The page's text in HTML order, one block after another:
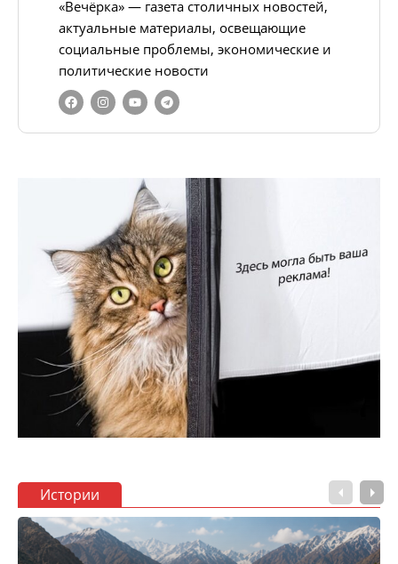
«Вечёрка» — газета столичных новостей,
актуальные материалы, освещающие
социальные проблемы, экономические и
политические новости
Истории